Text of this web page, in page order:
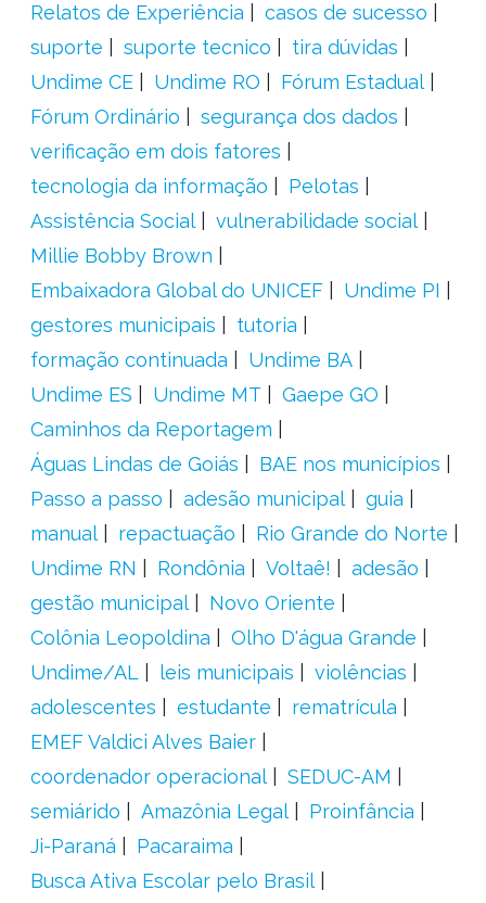
Relatos de Experiência
casos de sucesso
suporte
suporte tecnico
tira dúvidas
Undime CE
Undime RO
Fórum Estadual
Fórum Ordinário
segurança dos dados
verificação em dois fatores
tecnologia da informação
Pelotas
Assistência Social
vulnerabilidade social
Millie Bobby Brown
Embaixadora Global do UNICEF
Undime PI
gestores municipais
tutoria
formação continuada
Undime BA
Undime ES
Undime MT
Gaepe GO
Caminhos da Reportagem
Águas Lindas de Goiás
BAE nos municípios
Passo a passo
adesão municipal
guia
manual
repactuação
Rio Grande do Norte
Undime RN
Rondônia Voltaê!
adesão
gestão municipal
Novo Oriente
Colônia Leopoldina
Olho D'água Grande
Undime/AL
leis municipais
violências
adolescentes
estudante
rematrícula
EMEF Valdici Alves Baier
coordenador operacional
SEDUC-AM
semiárido
Amazônia Legal
Proinfância
Ji-Paraná
Pacaraima
Busca Ativa Escolar pelo Brasil